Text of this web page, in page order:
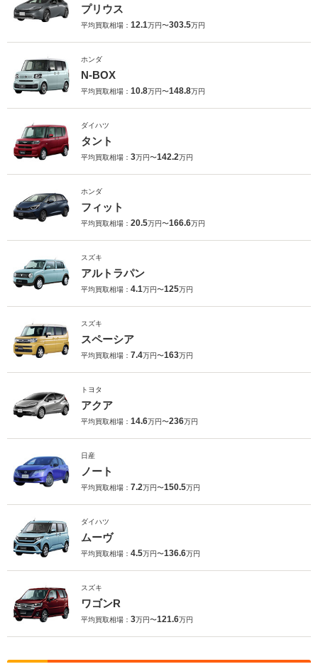
プリウス
平均買取相場： 12.1万円〜303.5万円
ホンダ
N-BOX
平均買取相場： 10.8万円〜148.8万円
ダイハツ
タント
平均買取相場： 3万円〜142.2万円
ホンダ
フィット
平均買取相場： 20.5万円〜166.6万円
スズキ
アルトラパン
平均買取相場： 4.1万円〜125万円
スズキ
スペーシア
平均買取相場： 7.4万円〜163万円
トヨタ
アクア
平均買取相場： 14.6万円〜236万円
日産
ノート
平均買取相場： 7.2万円〜150.5万円
ダイハツ
ムーヴ
平均買取相場： 4.5万円〜136.6万円
スズキ
ワゴンR
平均買取相場： 3万円〜121.6万円